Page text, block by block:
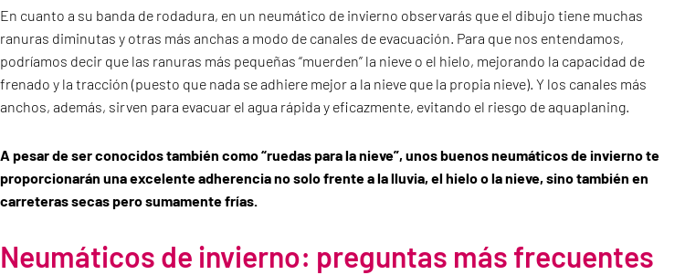
En cuanto a su banda de rodadura, en un neumático de invierno observarás que el dibujo tiene muchas
ranuras diminutas y otras más anchas a modo de canales de evacuación. Para que nos entendamos,
podríamos decir que las ranuras más pequeñas “muerden” la nieve o el hielo, mejorando la capacidad de
frenado y la tracción (puesto que nada se adhiere mejor a la nieve que la propia nieve). Y los canales más
anchos, además, sirven para evacuar el agua rápida y eficazmente, evitando el riesgo de aquaplaning.
A pesar de ser conocidos también como “ruedas para la nieve”, unos buenos neumáticos de invierno te
proporcionarán una excelente adherencia no solo frente a la lluvia, el hielo o la nieve, sino también en
carreteras secas pero sumamente frías.
Neumáticos de invierno: preguntas más frecuentes